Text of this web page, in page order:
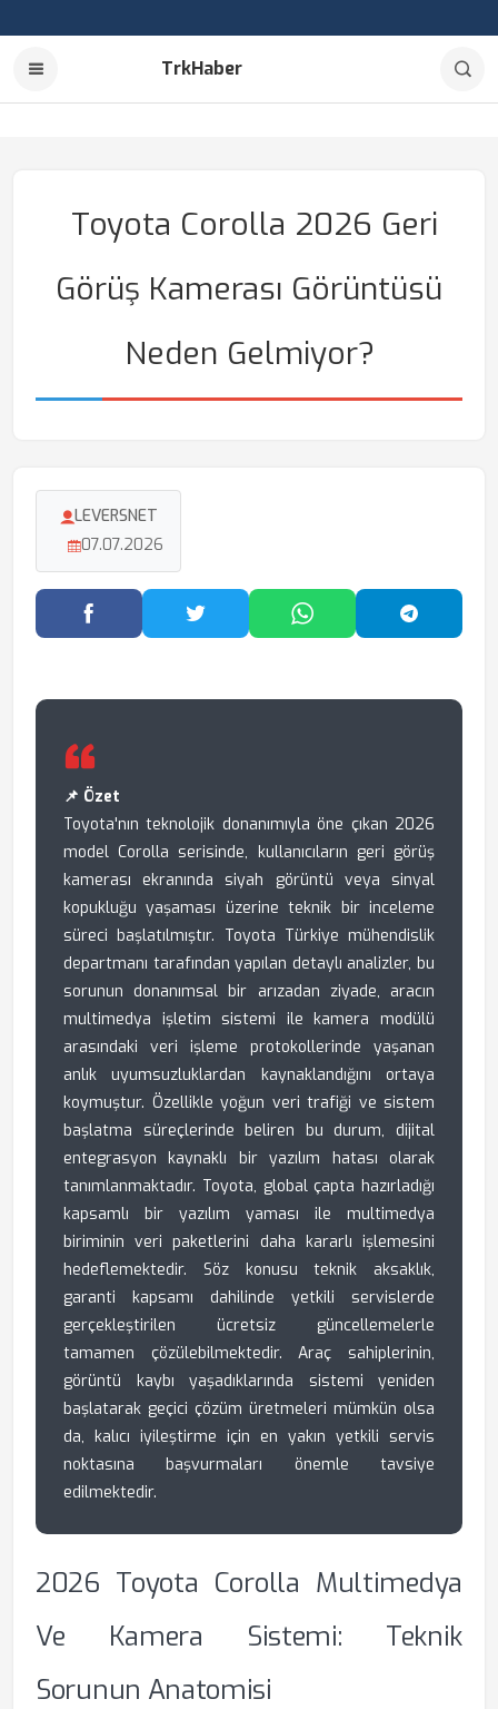
TrkHaber
Toyota Corolla 2026 Geri
Görüş Kamerası Görüntüsü
Neden Gelmiyor?
LEVERSNET
07.07.2026
Facebook'ta PaylaşTwitter'da PaylaşWhatsApp'ta Paylaş
📌 Özet
Toyota'nın teknolojik donanımıyla öne çıkan 2026
model Corolla serisinde, kullanıcıların geri görüş
kamerası ekranında siyah görüntü veya sinyal
kopukluğu yaşaması üzerine teknik bir inceleme
süreci başlatılmıştır. Toyota Türkiye mühendislik
departmanı tarafından yapılan detaylı analizler, bu
sorunun donanımsal bir arızadan ziyade, aracın
multimedya işletim sistemi ile kamera modülü
arasındaki veri işleme protokollerinde yaşanan
anlık uyumsuzluklardan kaynaklandığını ortaya
koymuştur. Özellikle yoğun veri trafiği ve sistem
başlatma süreçlerinde beliren bu durum, dijital
entegrasyon kaynaklı bir yazılım hatası olarak
tanımlanmaktadır. Toyota, global çapta hazırladığı
kapsamlı bir yazılım yaması ile multimedya
biriminin veri paketlerini daha kararlı işlemesini
hedeflemektedir. Söz konusu teknik aksaklık,
garanti kapsamı dahilinde yetkili servislerde
gerçekleştirilen ücretsiz güncellemelerle
tamamen çözülebilmektedir. Araç sahiplerinin,
görüntü kaybı yaşadıklarında sistemi yeniden
başlatarak geçici çözüm üretmeleri mümkün olsa
da, kalıcı iyileştirme için en yakın yetkili servis
noktasına başvurmaları önemle tavsiye
edilmektedir.
2026 Toyota Corolla Multimedya
Ve Kamera Sistemi: Teknik
Sorunun Anatomisi